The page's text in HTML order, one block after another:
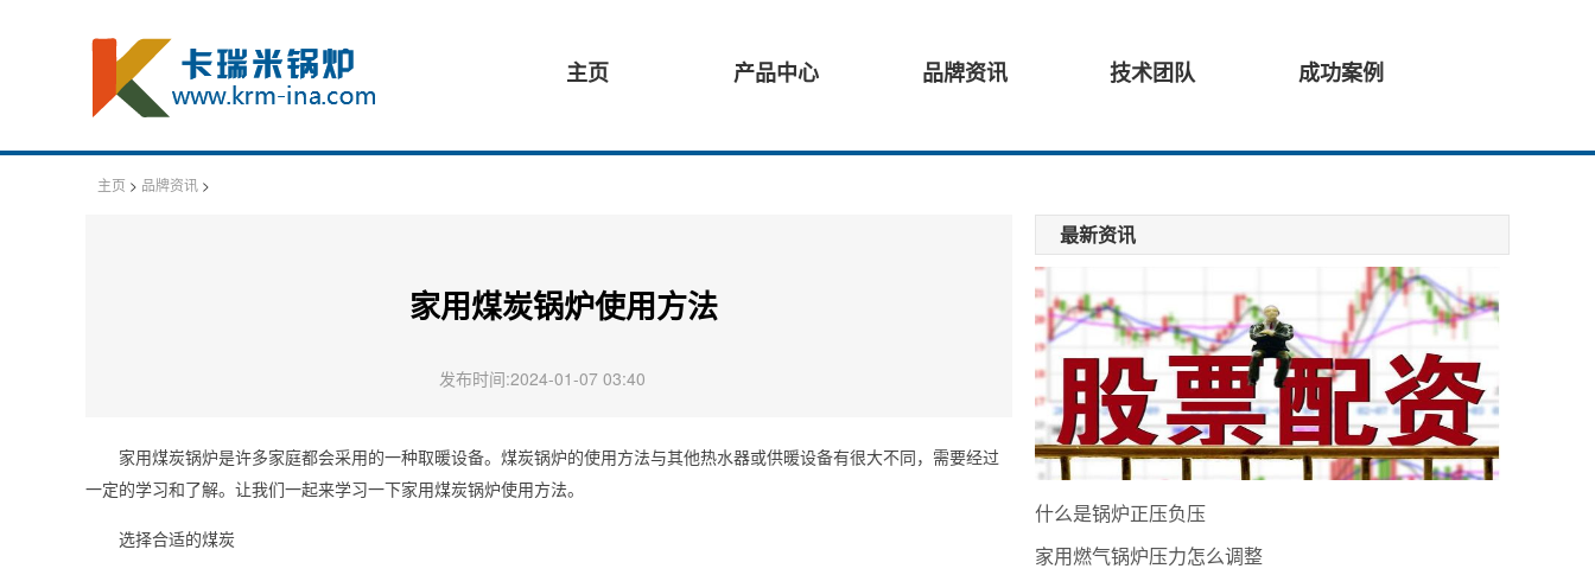
主页 产品中心 品牌资讯 技术团队 成功案例
主页 > 品牌资讯 >
家用煤炭锅炉使用方法
发布时间:2024-01-07 03:40
家用煤炭锅炉是许多家庭都会采用的一种取暖设备。煤炭锅炉的使用方法与其他热水器或供暖设备有很大不同，需要经过
一定的学习和了解。让我们一起来学习一下家用煤炭锅炉使用方法。
选择合适的煤炭
最新资讯
什么是锅炉正压负压
家用燃气锅炉压力怎么调整